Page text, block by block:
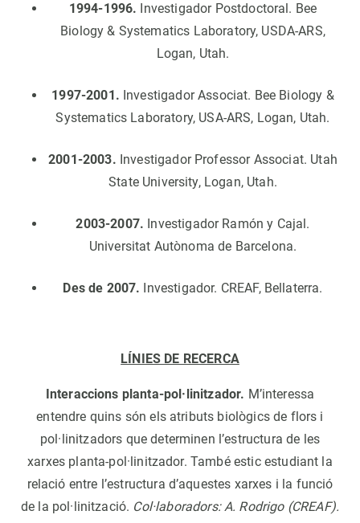
1994-1996. Investigador Postdoctoral. Bee
Biology & Systematics Laboratory, USDA-ARS,
Logan, Utah.
1997-2001. Investigador Associat. Bee Biology &
Systematics Laboratory, USA-ARS, Logan, Utah.
2001-2003. Investigador Professor Associat. Utah
State University, Logan, Utah.
2003-2007. Investigador Ramón y Cajal.
Universitat Autònoma de Barcelona.
Des de 2007. Investigador. CREAF, Bellaterra.
LÍNIES DE RECERCA
Interaccions planta-pol·linitzador. M’interessa
entendre quins són els atributs biològics de flors i
pol·linitzadors que determinen l’estructura de les
xarxes planta-pol·linitzador. També estic estudiant la
relació entre l’estructura d’aquestes xarxes i la funció
de la pol·linització. Col·laboradors: A. Rodrigo (CREAF).